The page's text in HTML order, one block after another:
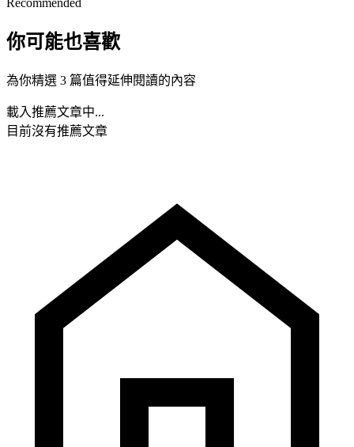
你可能也喜歡
為你精選 3 篇值得延伸閱讀的內容
載入推薦文章中...
目前沒有推薦文章